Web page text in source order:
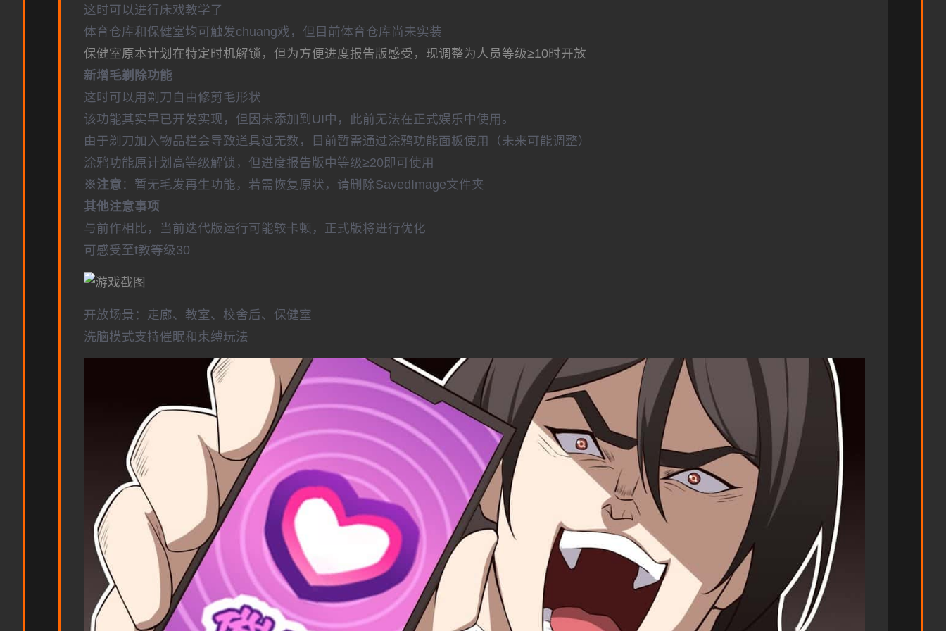
这时可以进行床戏教学了
体育仓库和保健室均可触发chuang戏，但目前体育仓库尚未实装
保健室原本计划在特定时机解锁，但为方便进度报告版感受，现调整为人员等级≥10时开放
新增毛剃除功能
这时可以用剃刀自由修剪毛形状
该功能其实早已开发实现，但因未添加到UI中，此前无法在正式娱乐中使用。
由于剃刀加入物品栏会导致道具过无数，目前暂需通过涂鸦功能面板使用（未来可能调整）
涂鸦功能原计划高等级解锁，但进度报告版中等级≥20即可使用
※注意 ：暂无毛发再生功能，若需恢复原状，请删除SavedImage文件夹
其他注意事项
与前作相比，当前迭代版运行可能较卡顿，正式版将进行优化
可感受至t教等级30
开放场景：走廊、教室、校舍后、保健室
洗脑模式支持催眠和束缚玩法